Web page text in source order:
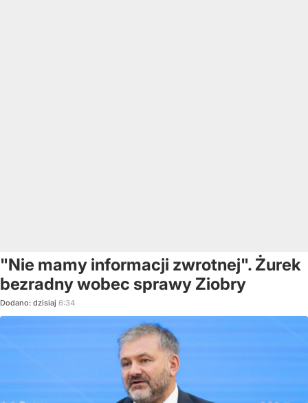
"Nie mamy informacji zwrotnej". Żurek
bezradny wobec sprawy Ziobry
Dodano: dzisiaj 6:34